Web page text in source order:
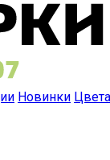
Новинки Цвета